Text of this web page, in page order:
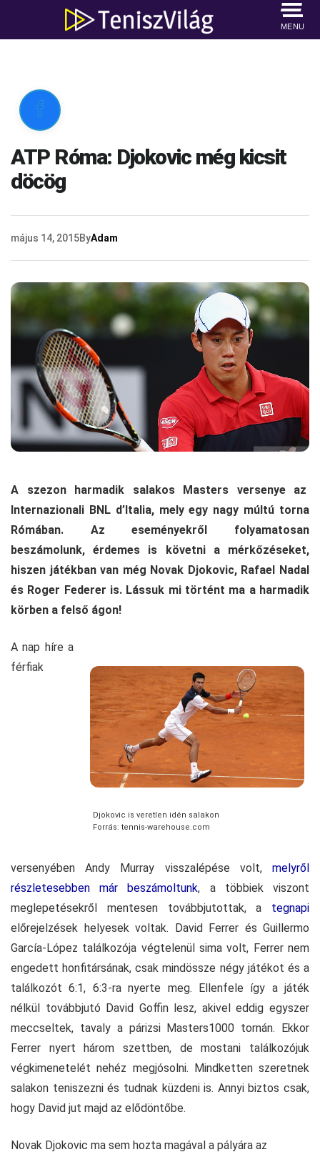
MENU

ATP Róma: Djokovic még kicsit
döcög
május 14, 2015ByAdam
A szezon harmadik salakos Masters versenye az
Internazionali BNL d’Italia, mely egy nagy múltú torna
Rómában. Az eseményekről folyamatosan
beszámolunk, érdemes is követni a mérkőzéseket,
hiszen játékban van még Novak Djokovic, Rafael Nadal
és Roger Federer is. Lássuk mi történt ma a harmadik
körben a felső ágon!
Djokovic is veretlen idén salakon
Forrás: tennis-warehouse.com
A nap híre a
férfiak
versenyében Andy Murray visszalépése volt, melyről
részletesebben már beszámoltunk, a többiek viszont
meglepetésekről mentesen továbbjutottak, a tegnapi
előrejelzések helyesek voltak. David Ferrer és Guillermo
García-López találkozója végtelenül sima volt, Ferrer nem
engedett honfitársának, csak mindössze négy játékot és a
találkozót 6:1, 6:3-ra nyerte meg. Ellenfele így a játék
nélkül továbbjutó David Goffin lesz, akivel eddig egyszer
meccseltek, tavaly a párizsi Masters1000 tornán. Ekkor
Ferrer nyert három szettben, de mostani találkozójuk
végkimenetelét nehéz megjósolni. Mindketten szeretnek
salakon teniszezni és tudnak küzdeni is. Annyi biztos csak,
hogy David jut majd az elődöntőbe.
Novak Djokovic ma sem hozta magával a pályára az